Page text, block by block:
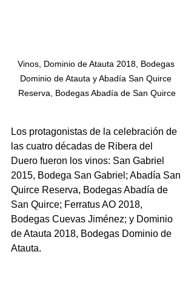
Vinos, Dominio de Atauta 2018, Bodegas
Dominio de Atauta y Abadía San Quirce
Reserva, Bodegas Abadía de San Quirce
Los protagonistas de la celebración de
las cuatro décadas de Ribera del
Duero fueron los vinos: San Gabriel
2015, Bodega San Gabriel; Abadía San
Quirce Reserva, Bodegas Abadía de
San Quirce; Ferratus AO 2018,
Bodegas Cuevas Jiménez; y Dominio
de Atauta 2018, Bodegas Dominio de
Atauta.